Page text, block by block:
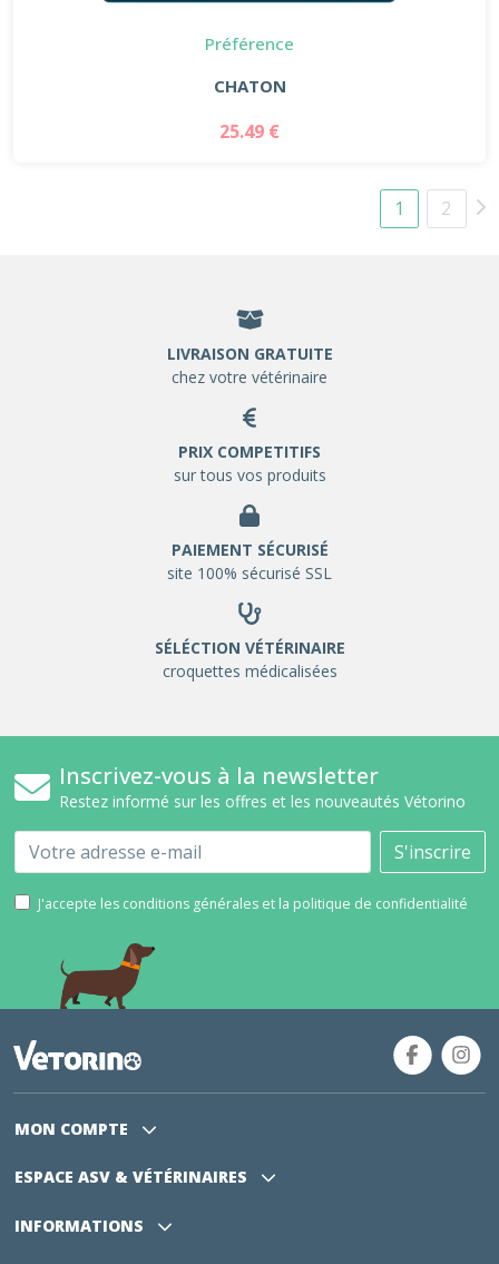
Préférence
CHATON
25.49 €
1 2
LIVRAISON GRATUITE
chez votre vétérinaire
PRIX COMPETITIFS
sur tous vos produits
PAIEMENT SÉCURISÉ
site 100% sécurisé SSL
SÉLÉCTION VÉTÉRINAIRE
croquettes médicalisées
Inscrivez-vous à la newsletter
Restez informé sur les offres et les nouveautés Vétorino
Email S'inscrire
J'accepte les conditions générales et la politique de confidentialité
MON COMPTE
ESPACE ASV & VÉTÉRINAIRES
INFORMATIONS